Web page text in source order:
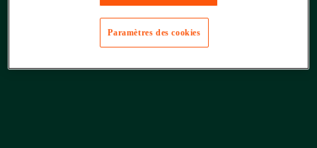
Paramètres des cookies